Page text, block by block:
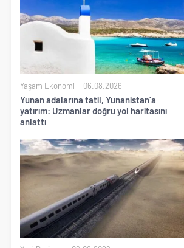
Yaşam Ekonomi 06.08.2026
Yunan adalarına tatil, Yunanistan’a
yatırım: Uzmanlar doğru yol haritasını
anlattı